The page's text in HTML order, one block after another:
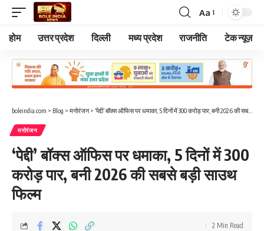
Font
Resizer
Aa
होम उत्तर प्रदेश दिल्ली मध्य प्रदेश राजनीति टेक न्यूज़
boleindia.com > Blog > मनोरंजन> ‘पेद्दी’ बॉक्स ऑफिस पर धमाका, 5 दिनों में 300 करोड़ पार, बनी 2026 की सबसे बड़ी साउथ फिल्म
मनोरंजन
‘पेद्दी’ बॉक्स ऑफिस पर धमाका, 5 दिनों में 300
करोड़ पार, बनी 2026 की सबसे बड़ी साउथ
फिल्म
2 Min Read